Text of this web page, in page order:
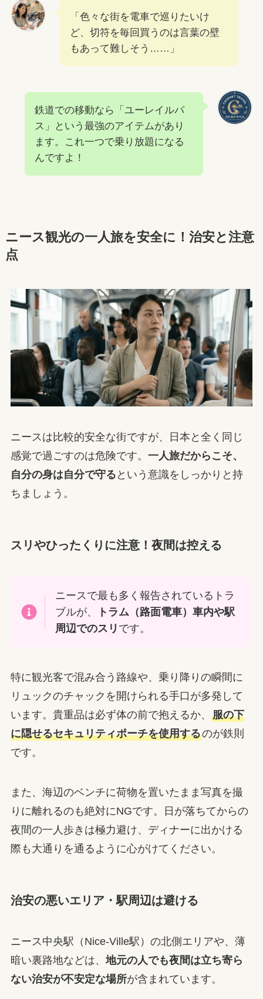
「色々な街を電車で巡りたいけ
ど、切符を毎回買うのは言葉の壁
もあって難しそう……」
鉄道での移動なら「ユーレイルパ
ス」という最強のアイテムがあり
ます。これ一つで乗り放題になる
んですよ！
ニース観光の一人旅を安全に！治安と注意
点
ニースは比較的安全な街ですが、日本と全く同じ
感覚で過ごすのは危険です。 一人旅だからこそ、
自分の身は自分で守る という意識をしっかりと持
ちましょう。
スリやひったくりに注意！夜間は控える
ニースで最も多く報告されているトラ
ブルが、
トラム（路面電車）車内や駅
周辺でのスリ です。
特に観光客で混み合う路線や、乗り降りの瞬間に
リュックのチャックを開けられる手口が多発して
います。貴重品は必ず体の前で抱えるか、 服の下
に隠せるセキュリティポーチを使用するのが鉄則
です。
また、海辺のベンチに荷物を置いたまま写真を撮
りに離れるのも絶対にNGです。日が落ちてからの
夜間の一人歩きは極力避け、ディナーに出かける
際も大通りを通るように心がけてください。
治安の悪いエリア・駅周辺は避ける
ニース中央駅（Nice-Ville駅）の北側エリアや、薄
暗い裏路地などは、地元の人でも夜間は立ち寄ら
ない治安が不安定な場所が含まれています。